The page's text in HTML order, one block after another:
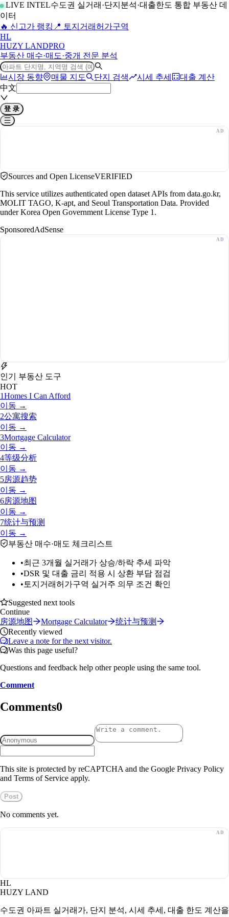
LIVE INTEL수도권 실거래·단지분석·대출한도 통합 부동산 데
이터
🔥 신고가 랭킹 📍 토지거래허가구역
HL
HUZY LANDPRO
부동산 매수·매도·중개 전문 분석
시장 동향 매물 지도 단지 검색 시세 추세
대출 계산
中文
登 录
Sources and Open LicenseVERIFIED
This service utilizes authenticated open dataset APIs from data.go.kr,
MOLIT TAGO, K-apt, and Seoul Transportation Data. Provided
under Korea Open Government License Type 1.
SponsoredAdSense
인기 부동산 도구
HOT
1Homes I Can Afford
이동 →
2公寓搜索
이동 →
3Mortgage Calculator
이동 →
4等级分析
이동 →
5房源趋势
이동 →
6房源地图
이동 →
7统计与预测
이동 →
부동산 매수·매도 체크리스트
•최근 3개월 실거래가 상승/하락 추세 파악
•DSR 및 대출 금리 적용 시 상환 부담 점검
• 토지거래허가구역 실거주 의무 조건 확인
Suggested next tools
Continue
房源地图
Mortgage Calculator
统计与预测
Recently viewed
Leave a note for the next visitor.
Was this page useful?
Questions and feedback help other people using the same tool.
Comment
Comments0
This site is protected by reCAPTCHA and the Google Privacy Policy
and Terms of Service apply.
Post
No comments yet.
HL
HUZY LAND
수도권 아파트 실거래가, 단지 분석, 시세 추세, 대출 한도 계산을